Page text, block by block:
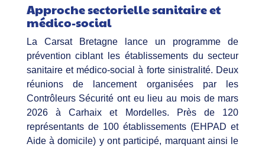
Approche sectorielle sanitaire et
médico-social
La Carsat Bretagne lance un programme de
prévention ciblant les établissements du secteur
sanitaire et médico-social à forte sinistralité. Deux
réunions de lancement organisées par les
Contrôleurs Sécurité ont eu lieu au mois de mars
2026 à Carhaix et Mordelles. Près de 120
représentants de 100 établissements (EHPAD et
Aide à domicile) y ont participé, marquant ainsi le